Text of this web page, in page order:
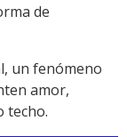
de
un fenómeno
amor,
techo.